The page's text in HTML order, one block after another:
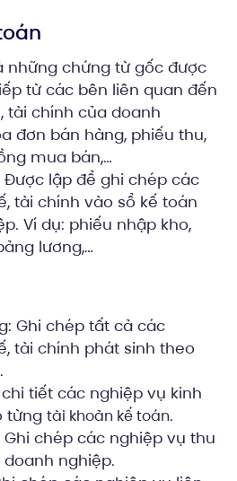
những chứng từ gốc được
từ các bên liên quan đến
tài chính của doanh
đơn bán hàng, phiếu thu,
mua bán,…
Được lập để ghi chép các
tài chính vào sổ kế toán
Ví dụ: phiếu nhập kho,
lương,…
Ghi chép tất cả các
tài chính phát sinh theo
tiết các nghiệp vụ kinh
từng tài khoản kế toán.
chép các nghiệp vụ thu
nghiệp.